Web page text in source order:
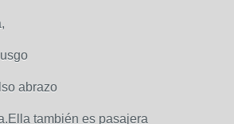
abrazo
también es pasajera